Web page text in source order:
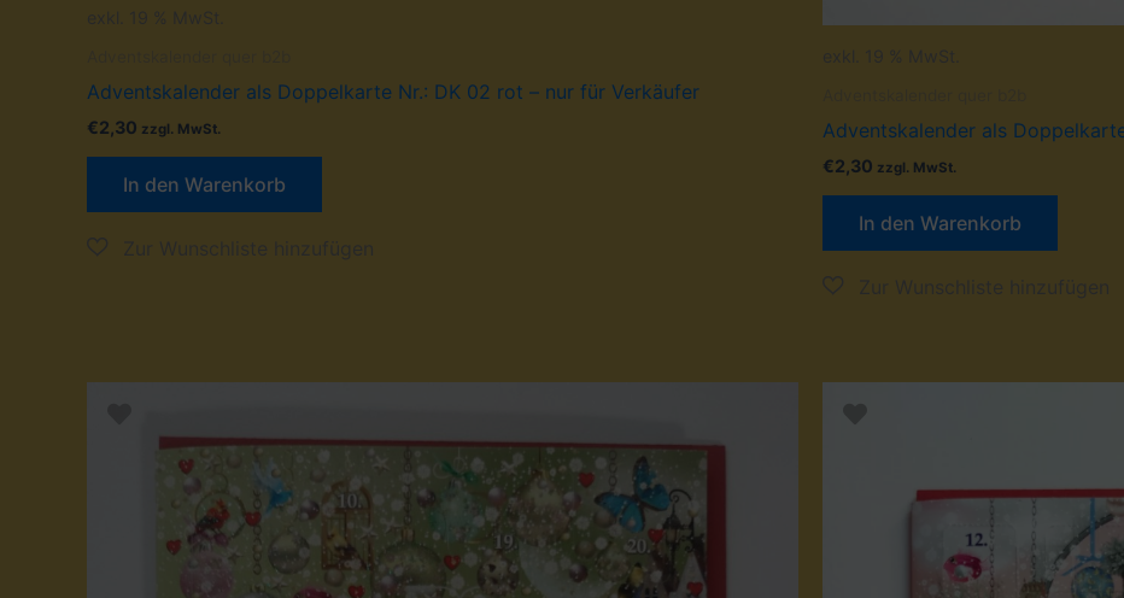
Adventskalender als Doppelkarte Nr.: DK 02 rot – nur für Verkäufer
€2,30 zzgl. MwSt.
In den Warenkorb
Adventskalender als
€2,30 zzgl. MwSt.
In den Warenkorb